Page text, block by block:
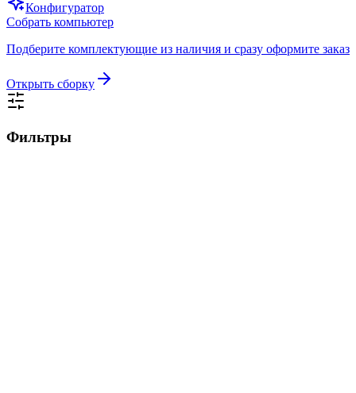
Конфигуратор
Собрать компьютер
Подберите комплектующие из наличия и сразу оформите заказ
Открыть сборку
Фильтры